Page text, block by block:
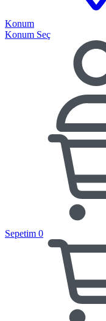
Konum
Konum Seç
Sepetim 0